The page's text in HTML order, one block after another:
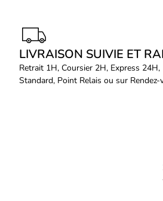
LIVRAISON SUIVIE ET
Retrait 1H, Coursier 2H, Express 24H,
Standard, Point Relais ou sur Rendez-